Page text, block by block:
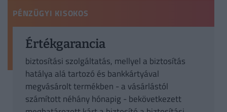
PÉNZÜGYI KISOKOS
Értékgarancia
biztosítási szolgáltatás, mellyel a biztosítás
hatálya alá tartozó és bankkártyával
megvásárolt termékben - a vásárlástól
számított néhány hónapig - bekövetkezett